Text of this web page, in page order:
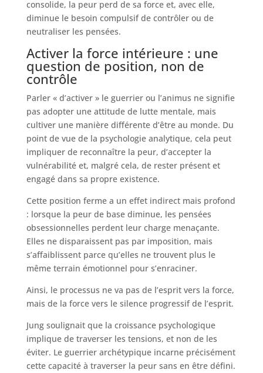
consolide, la peur perd de sa force et, avec elle,
diminue le besoin compulsif de contrôler ou de
neutraliser les pensées.
Activer la force intérieure : une
question de position, non de
contrôle
Parler « d’activer » le guerrier ou l’animus ne signifie
pas adopter une attitude de lutte mentale, mais
cultiver une manière différente d’être au monde. Du
point de vue de la psychologie analytique, cela peut
impliquer de reconnaître la peur, d’accepter la
vulnérabilité et, malgré cela, de rester présent et
engagé dans sa propre existence.
Cette position ferme a un effet indirect mais profond
: lorsque la peur de base diminue, les pensées
obsessionnelles perdent leur charge menaçante.
Elles ne disparaissent pas par imposition, mais
s’affaiblissent parce qu’elles ne trouvent plus le
même terrain émotionnel pour s’enraciner.
Ainsi, le processus ne va pas de l’esprit vers la force,
mais de la force vers le silence progressif de l’esprit.
Jung soulignait que la croissance psychologique
implique de traverser les tensions, et non de les
éviter. Le guerrier archétypique incarne précisément
cette capacité à traverser la peur sans en être défini.